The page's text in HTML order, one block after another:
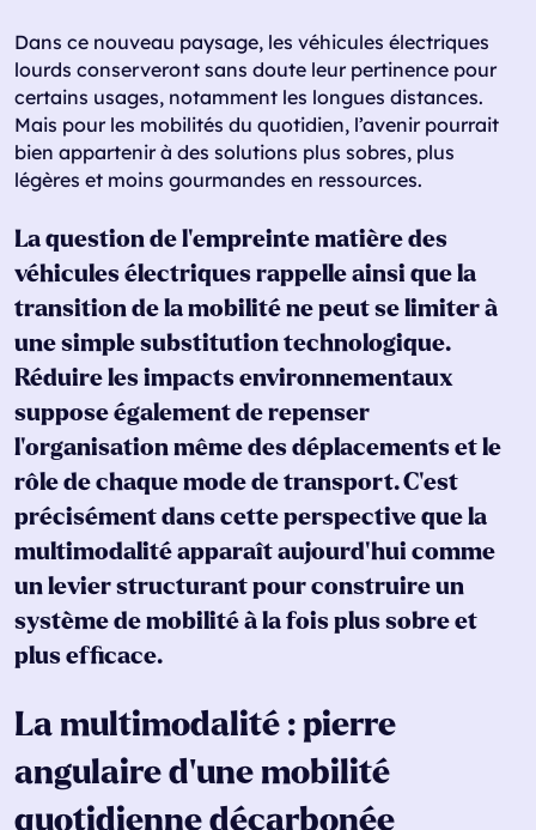
Dans ce nouveau paysage, les véhicules électriques
lourds conserveront sans doute leur pertinence pour
certains usages, notamment les longues distances.
Mais pour les mobilités du quotidien, l’avenir pourrait
bien appartenir à des solutions plus sobres, plus
légères et moins gourmandes en ressources.
La question de l’empreinte matière des
véhicules électriques rappelle ainsi que la
transition de la mobilité ne peut se limiter à
une simple substitution technologique.
Réduire les impacts environnementaux
suppose également de repenser
l’organisation même des déplacements et le
rôle de chaque mode de transport. C’est
précisément dans cette perspective que la
multimodalité apparaît aujourd’hui comme
un levier structurant pour construire un
système de mobilité à la fois plus sobre et
plus efficace.
La multimodalité : pierre
angulaire d’une mobilité
quotidienne décarbonée